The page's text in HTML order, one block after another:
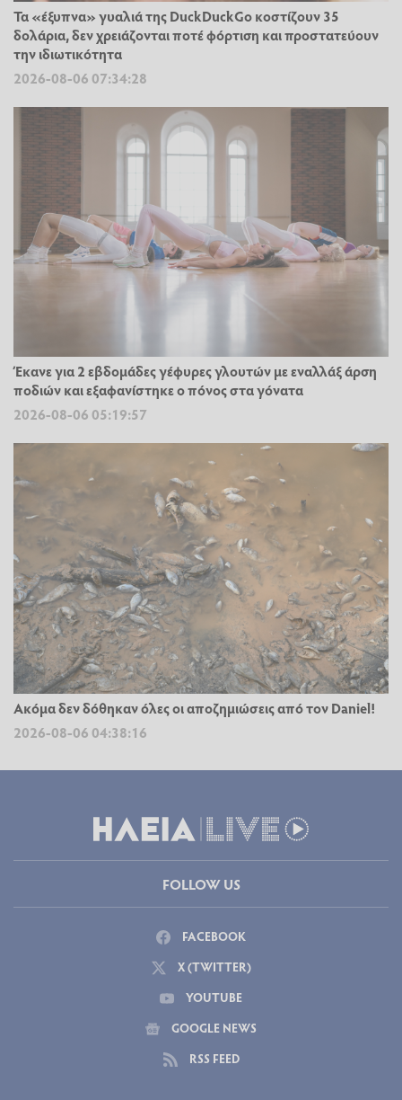
Τα «έξυπνα» γυαλιά της DuckDuckGo κοστίζουν 35
δολάρια, δεν χρειάζονται ποτέ φόρτιση και προστατεύουν
την ιδιωτικότητα
2026-08-06 07:34:28
Έκανε για 2 εβδομάδες γέφυρες γλουτών με εναλλάξ άρση
ποδιών και εξαφανίστηκε ο πόνος στα γόνατα
2026-08-06 05:19:57
Ακόμα δεν δόθηκαν όλες οι αποζημιώσεις από τον Daniel!
2026-08-06 04:38:16
FOLLOW US
FACEBOOK
X (TWITTER)
YOUTUBE
GOOGLE NEWS
RSS FEED